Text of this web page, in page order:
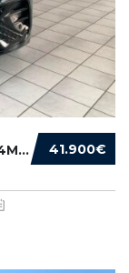
41.900€
VOLKSWAGEN TIGUAN 2.0 TDI R-LINE 4MOTION 193...